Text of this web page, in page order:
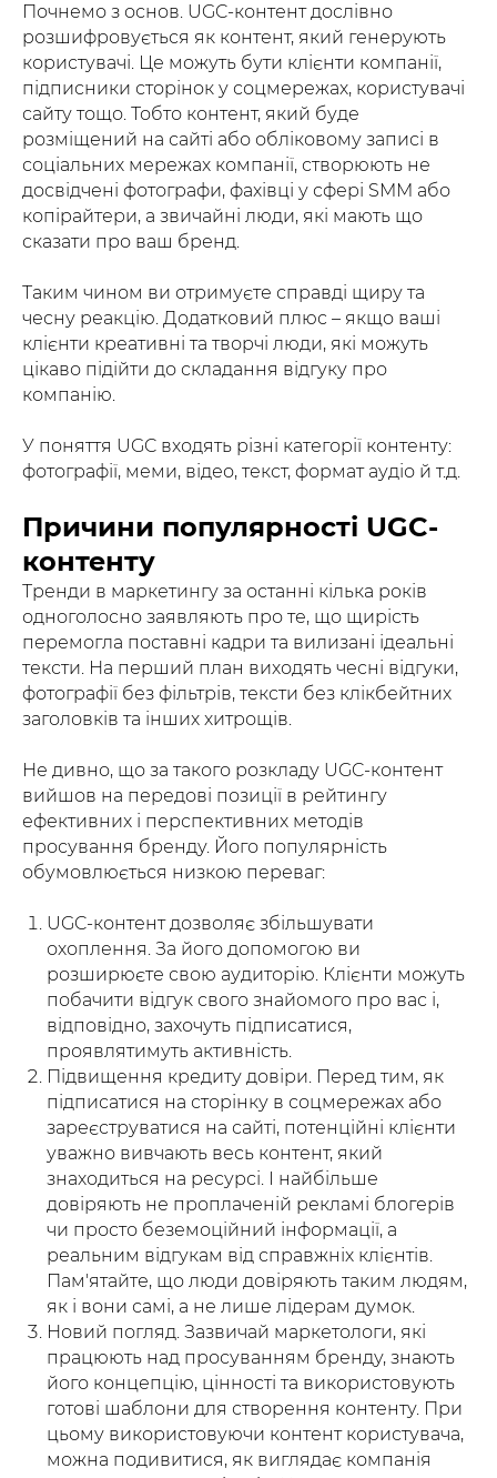
Почнемо з основ. UGC-контент дослівно
розшифровується як контент, який генерують
користувачі. Це можуть бути клієнти компанії,
підписники сторінок у соцмережах, користувачі
сайту тощо. Тобто контент, який буде
розміщений на сайті або обліковому записі в
соціальних мережах компанії, створюють не
досвідчені фотографи, фахівці у сфері SMM або
копірайтери, а звичайні люди, які мають що
сказати про ваш бренд.
Таким чином ви отримуєте справді щиру та
чесну реакцію. Додатковий плюс – якщо ваші
клієнти креативні та творчі люди, які можуть
цікаво підійти до складання відгуку про
компанію.
У поняття UGC входять різні категорії контенту:
фотографії, меми, відео, текст, формат аудіо й т.д.
Причини популярності UGC-
контенту
Тренди в маркетингу за останні кілька років
одноголосно заявляють про те, що щирість
перемогла поставні кадри та вилизані ідеальні
тексти. На перший план виходять чесні відгуки,
фотографії без фільтрів, тексти без клікбейтних
заголовків та інших хитрощів.
Не дивно, що за такого розкладу UGC-контент
вийшов на передові позиції в рейтингу
ефективних і перспективних методів
просування бренду. Його популярність
обумовлюється низкою переваг:
UGC-контент дозволяє збільшувати
охоплення. За його допомогою ви
розширюєте свою аудиторію. Клієнти можуть
побачити відгук свого знайомого про вас і,
відповідно, захочуть підписатися,
проявлятимуть активність.
Підвищення кредиту довіри. Перед тим, як
підписатися на сторінку в соцмережах або
зареєструватися на сайті, потенційні клієнти
уважно вивчають весь контент, який
знаходиться на ресурсі. І найбільше
довіряють не проплаченій рекламі блогерів
чи просто беземоційний інформації, а
реальним відгукам від справжніх клієнтів.
Пам'ятайте, що люди довіряють таким людям,
як і вони самі, а не лише лідерам думок.
Новий погляд. Зазвичай маркетологи, які
працюють над просуванням бренду, знають
його концепцію, цінності та використовують
готові шаблони для створення контенту. При
цьому використовуючи контент користувача,
можна подивитися, як виглядає компанія